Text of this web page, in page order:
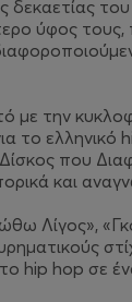
δεκαετίας
ύφος
με την
το
που
και
Λίγος»,
hip hop σε